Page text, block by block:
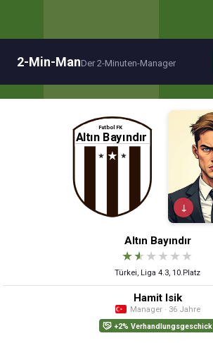
2-Min-ManDer 2-Minuten-Manager
↓
Altın Bayındır
★★ ★ ★ ★ ★
Türkei, Liga 4.3, 10.Platz
Hamit Isik
Manager · 36 Jahre
+2% Verhandlungsgeschick